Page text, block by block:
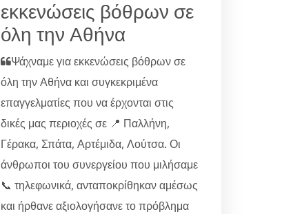
εκκενώσεις βόθρων σε
όλη την Αθήνα
Ψάχναμε για εκκενώσεις βόθρων σε
όλη την Αθήνα και συγκεκριμένα
επαγγελματίες που να έρχονται στις
δικές μας περιοχές σε 📍 Παλλήνη,
Γέρακα, Σπάτα, Αρτέμιδα, Λούτσα. Οι
άνθρωποι του συνεργείου που μιλήσαμε
📞 τηλεφωνικά, ανταποκρίθηκαν αμέσως
και ήρθανε αξιολογήσανε το πρόβλημα